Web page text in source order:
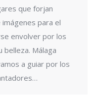
que forjan
para el
envolver por los
Málaga
a guiar por los